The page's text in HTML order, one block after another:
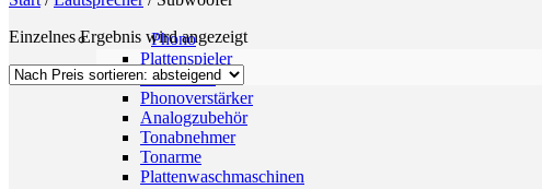
Phono
Plattenspieler
Laufwerke
Phonoverstärker
Analogzubehör
Tonabnehmer
Tonarme
Plattenwaschmaschinen
Einzelnes Ergebnis wird angezeigt